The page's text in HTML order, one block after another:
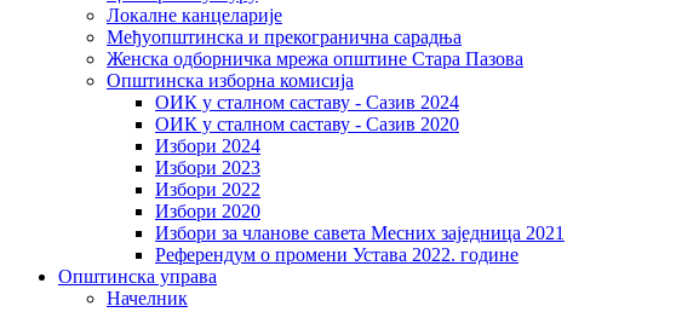
Локалне канцеларије
Међуопштинска и прекогранична сарадња
Женска одборничка мрежа општине Стара Пазова
Општинска изборна комисија
ОИК у сталном саставу - Сазив 2024
ОИК у сталном саставу - Сазив 2020
Избори 2024
Избори 2023
Избори 2022
Избори 2020
Избори за чланове савета Месних заједница 2021
Референдум о промени Устава 2022. године
Општинска управа
Начелник